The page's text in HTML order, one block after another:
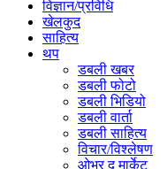
विज्ञान/प्रविधि
खेलकुद
साहित्य
थप
डबली खबर
डबली फोटो
डबली भिडियो
डबली वार्ता
डबली साहित्य
विचार/विश्‍लेषण
ओभर द मार्केट